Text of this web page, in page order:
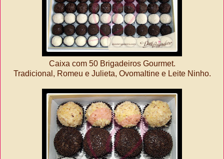
Caixa com 50 Brigadeiros Gourmet.
Tradicional, Romeu e Julieta, Ovomaltine e Leite Ninho.